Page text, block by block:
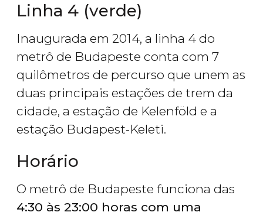
Linha 4 (verde)
Inaugurada em 2014, a linha 4 do
metrô de Budapeste conta com 7
quilômetros de percurso que unem as
duas principais estações de trem da
cidade, a estação de Kelenföld e a
estação Budapest-Keleti.
Horário
O metrô de Budapeste funciona das
4:30 às 23:00 horas com uma